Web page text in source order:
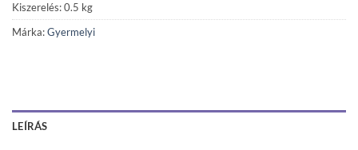
Kiszerelés: 0.5 kg
Márka:Gyermelyi
LEÍRÁS